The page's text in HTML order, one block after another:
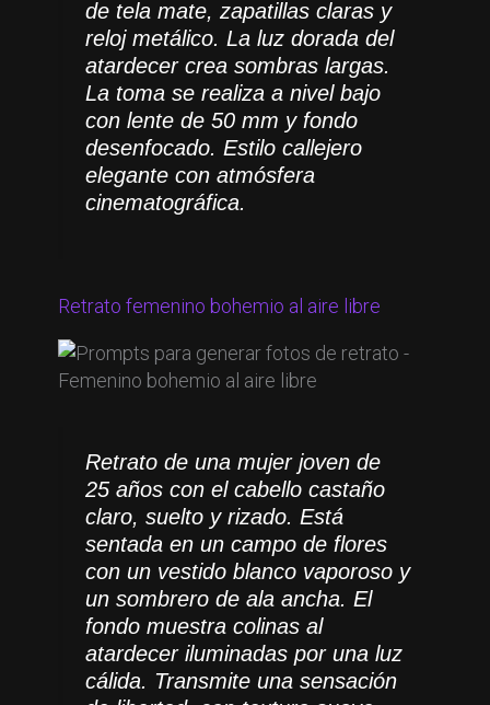
de tela mate, zapatillas claras y
reloj metálico. La luz dorada del
atardecer crea sombras largas.
La toma se realiza a nivel bajo
con lente de 50 mm y fondo
desenfocado. Estilo callejero
elegante con atmósfera
cinematográfica.
Retrato femenino bohemio al aire libre
Retrato de una mujer joven de
25 años con el cabello castaño
claro, suelto y rizado. Está
sentada en un campo de flores
con un vestido blanco vaporoso y
un sombrero de ala ancha. El
fondo muestra colinas al
atardecer iluminadas por una luz
cálida. Transmite una sensación